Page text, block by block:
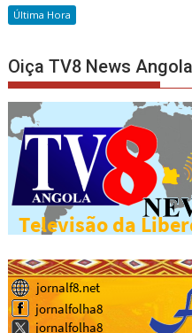
Última Hora
Oiça TV8 News Angola